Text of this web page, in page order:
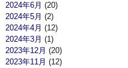
2024年6月 (20)
2024年5月 (2)
2024年4月 (12)
2024年3月 (1)
2023年12月 (20)
2023年11月 (12)